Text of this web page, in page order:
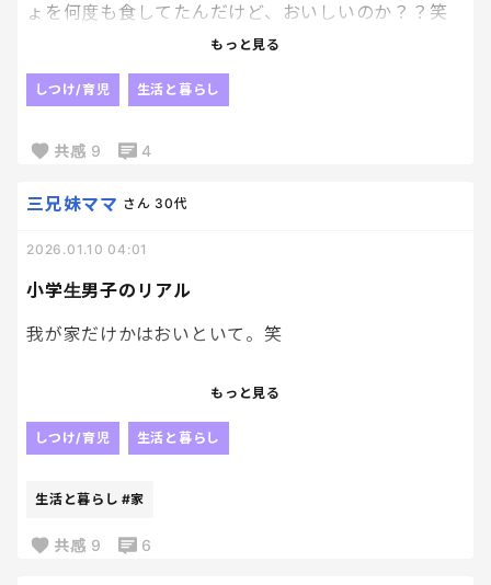
ょを何度も食してたんだけど、おいしいのか？？笑
る子いたんだよね〜
あと、アリ。笑
もっと見る
しつけ/育児 生活と暮らし
共感 9 4
小学生男子のリアル
三兄妹ママ さん 30代
2026.01.10 04:01
我が家だけかはおいといて。笑
小学生男子2名がいる我が家での会話は、母からした
本当にどうでもいい内容で、
いや！俺の方がこうだしね！！
もっと見る
しつけ/育児 生活と暮らし
生活と暮らし #家
共感 9 6